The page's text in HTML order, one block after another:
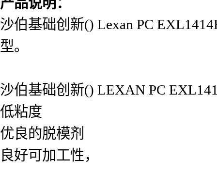
沙伯基础创新() Lexan PC
型。
沙伯基础创新() LEXAN PC
低粘度
优良的脱模剂
良好可加工性，